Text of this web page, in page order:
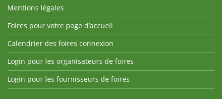
Mentions légales
Foires pour votre page d’accueil
Calendrier des foires connexion
Login pour les organisateurs de foires
Login pour les fournisseurs de foires